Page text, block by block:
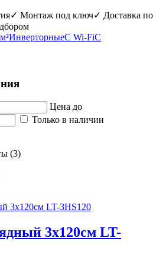
✓ Монтаж под ключ✓ Доставка по
ИнверторныеС Wi‑FiС
Цена до
Только в наличии
(3)
3х120см LT-